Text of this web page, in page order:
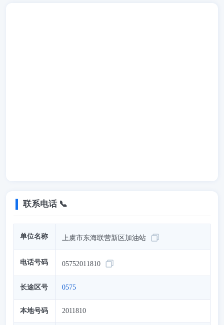
联系电话 📞
单位名称 上虞市东海联营新区加油站
电话号码 05752011810
长途区号 0575
本地号码 2011810